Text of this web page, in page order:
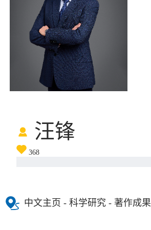
汪锋
368
中文主页 - 科学研究 - 著作成果